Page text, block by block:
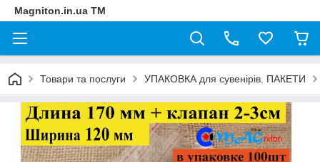
Magniton.in.ua ТМ
Товари та послуги УПАКОВКА для сувенірів. ПАКЕТИ